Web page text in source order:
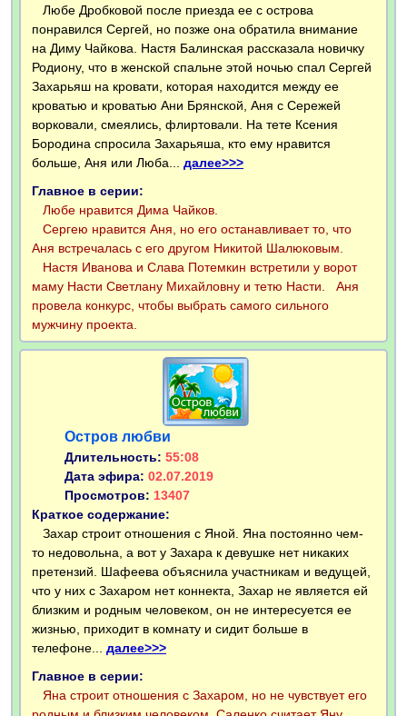
Любе Дробковой после приезда ее с острова
понравился Сергей, но позже она обратила внимание
на Диму Чайкова. Настя Балинская рассказала новичку
Родиону, что в женской спальне этой ночью спал Сергей
Захарьяш на кровати, которая находится между ее
кроватью и кроватью Ани Брянской, Аня с Сережей
ворковали, смеялись, флиртовали. На тете Ксения
Бородина спросила Захарьяша, кто ему нравится
больше, Аня или Люба... далее>>>
Главное в серии:
Любе нравится Дима Чайков.
Сергею нравится Аня, но его останавливает то, что
Аня встречалась с его другом Никитой Шалюковым.
Настя Иванова и Слава Потемкин встретили у ворот
маму Насти Светлану Михайловну и тетю Насти. Аня
провела конкурс, чтобы выбрать самого сильного
мужчину проекта.
Остров любви
Длительность: 55:08
Дата эфира: 02.07.2019
Просмотров: 13407
Краткое содержание:
Захар строит отношения с Яной. Яна постоянно чем-
то недовольна, а вот у Захара к девушке нет никаких
претензий. Шафеева объяснила участникам и ведущей,
что у них с Захаром нет коннекта, Захар не является ей
близким и родным человеком, он не интересуется ее
жизнью, приходит в комнату и сидит больше в
телефоне... далее>>>
Главное в серии:
Яна строит отношения с Захаром, но не чувствует его